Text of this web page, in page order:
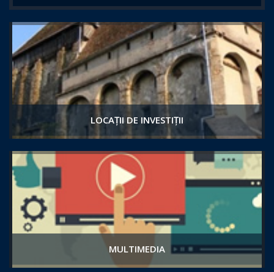
LOCAȚII DE INVESTIȚII
MULTIMEDIA